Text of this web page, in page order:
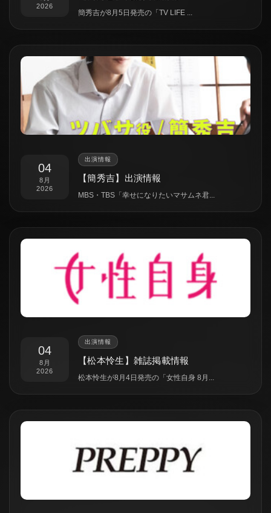
2026
簡秀吉が8月5日発売の「TV LIFE ...
04
8月
2026
出演情報
【簡秀吉】出演情報
MBS・TBS「幸せになりたいマサムネ君...
04
8月
2026
出演情報
【松本怜生】雑誌掲載情報
松本怜生が8月4日発売の「女性自身 8月...